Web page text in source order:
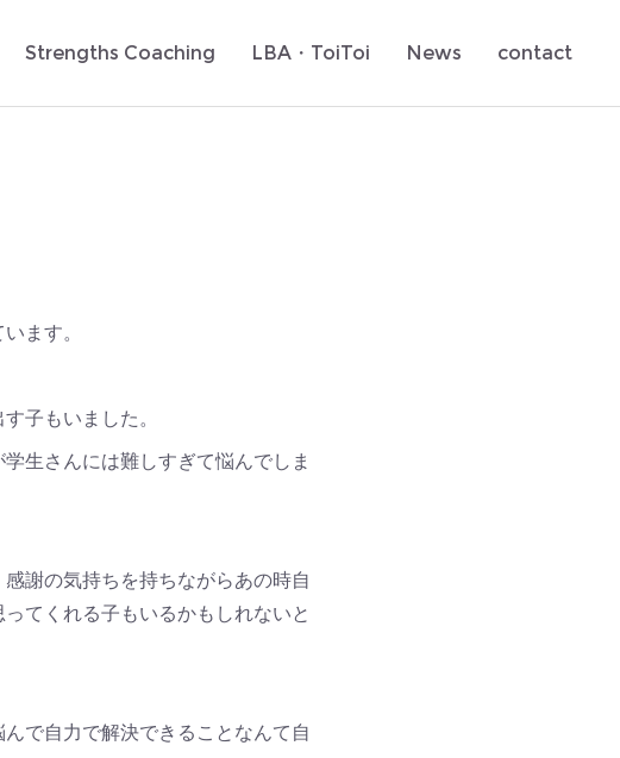
Strengths Coaching LBA・ToiToi News contact
ます。
子もいました。
生さんには難しすぎて悩んでしま
謝の気持ちを持ちながらあの時自
てくれる子もいるかもしれないと
で自力で解決できることなんて自